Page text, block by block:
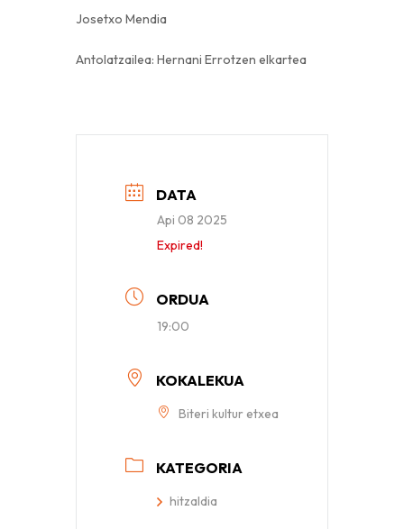
Josetxo Mendia
Antolatzailea: Hernani Errotzen elkartea
DATA
Api 08 2025
Expired!
ORDUA
19:00
KOKALEKUA
Biteri kultur etxea
KATEGORIA
hitzaldia